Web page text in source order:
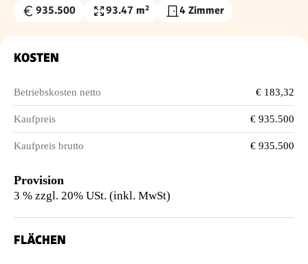
Kaufpreis
935.500
Wohnfläche
93.47 m² 4 Zimmer
KOSTEN
Betriebskosten netto € 183,32
Kaufpreis € 935.500
Kaufpreis brutto € 935.500
Provision
3 % zzgl. 20% USt. (inkl. MwSt)
FLÄCHEN